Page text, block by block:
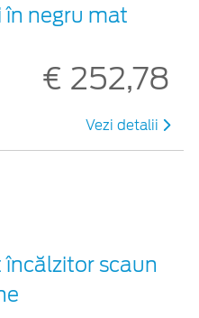
în negru mat
€ 252,78
Vezi detalii
scaun